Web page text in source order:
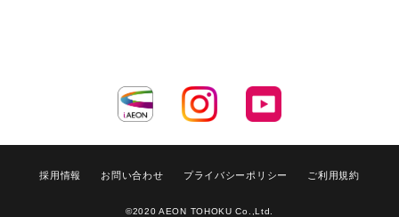
採用情報 お問い合わせ プライバシーポリシー ご利用規約
©2020 AEON TOHOKU Co.,Ltd.